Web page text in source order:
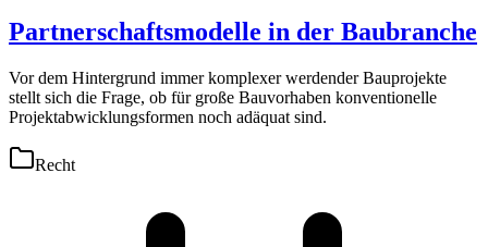
Partnerschaftsmodelle in der Baubranche
Vor dem Hintergrund immer komplexer werdender Bauprojekte
stellt sich die Frage, ob für große Bauvorhaben konventionelle
Projektabwicklungsformen noch adäquat sind.
Recht